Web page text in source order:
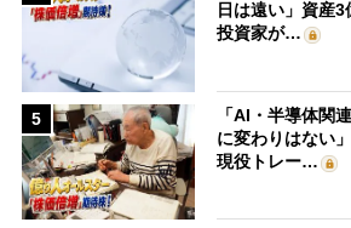
日は遠い」資産
投資家が…
5
「AI・半導体関
に変わりはない
現役トレー…